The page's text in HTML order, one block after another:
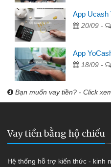
App Ucash
20/09 -
App
18/09 -
Bạn muốn vay tiền? - Click
Vay tiền bằng hộ chiếu
Hệ thống hỗ trợ kiến thức - kinh